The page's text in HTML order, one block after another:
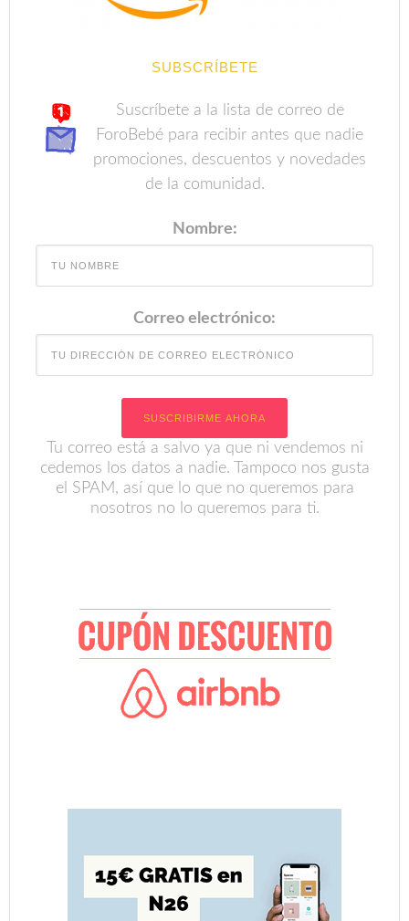
SUBSCRÍBETE
Suscríbete a la lista de correo de
ForoBebé para recibir antes que nadie
promociones, descuentos y novedades
de la comunidad.
Nombre:
Correo electrónico:
Tu correo está a salvo ya que ni vendemos ni
cedemos los datos a nadie. Tampoco nos gusta
el SPAM, así que lo que no queremos para
nosotros no lo queremos para ti.